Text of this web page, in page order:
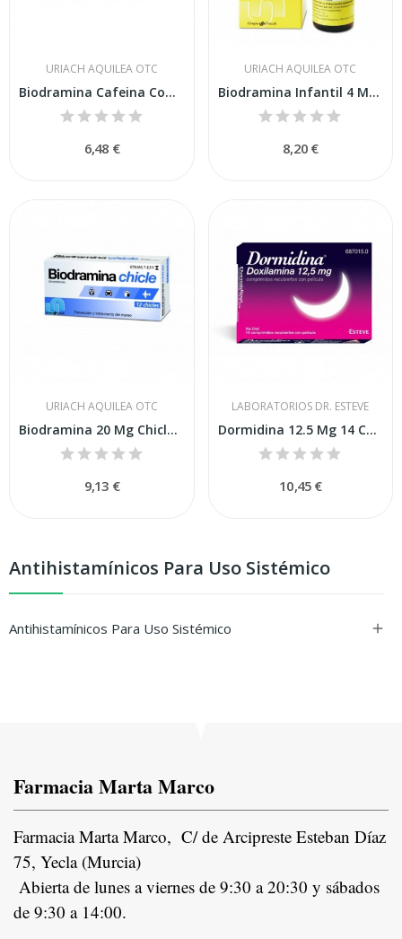
Antihistamínicos Para Uso Sistémico
Antihistamínicos Para Uso Sistémico 
URIACH AQUILEA OTC
Biodramina Cafeina Comprimidos Recubiertos, 4...
6,48 €
URIACH AQUILEA OTC
Biodramina Infantil 4 Mg-ml Solución Oral 60 Ml
8,20 €
URIACH AQUILEA OTC
Biodramina 20 Mg Chicles Medicamentosos, 12...
9,13 €
LABORATORIOS DR. ESTEVE
Dormidina 12.5 Mg 14 Comprimidos Recubiertos...
10,45 €
Farmacia Marta Marco
Farmacia Marta Marco, C/ de Arcipreste Esteban Díaz
75, Yecla (Murcia)
Abierta de lunes a viernes de 9:30 a 20:30 y sábados
de 9:30 a 14:00.